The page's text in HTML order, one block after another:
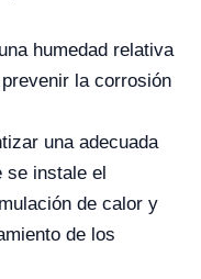
humedad relativa
la corrosión
una adecuada
se instale el
de calor y
de los